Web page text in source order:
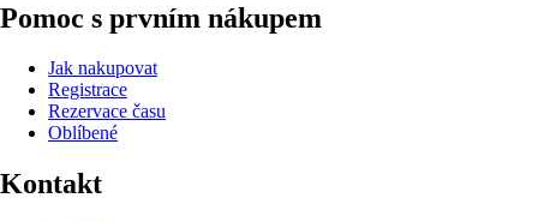
Pomoc s prvním nákupem
Jak nakupovat
Registrace
Rezervace času
Oblíbené
Kontakt